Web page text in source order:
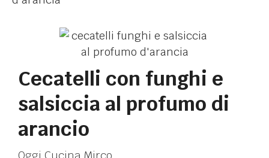
Cecatelli con funghi e
salsiccia al profumo di
arancio
Oggi Cucina Mirco